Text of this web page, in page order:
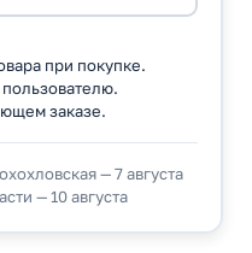
при покупке.
заказе.
— 7 августа
— 10 августа